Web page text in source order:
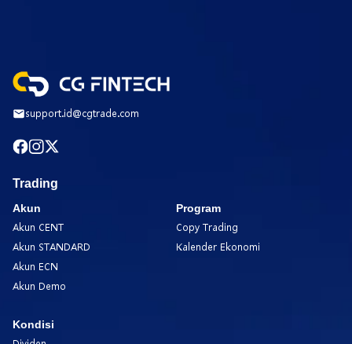
support.id@cgtrade.com
Trading
Akun
Akun CENT
Akun STANDARD
Akun ECN
Akun Demo
Kondisi
Program
Copy Trading
Kalender Ekonomi